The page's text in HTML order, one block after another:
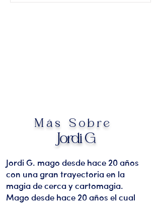
Más Sobre
Jordi G
Jordi G. mago desde hace 20 años
con una gran trayectoria en la
magia de cerca y cartomagia.
Mago desde hace 20 años el cual